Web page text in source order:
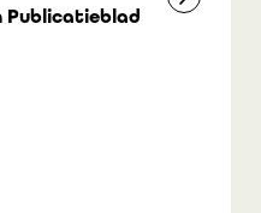
Publicatieblad